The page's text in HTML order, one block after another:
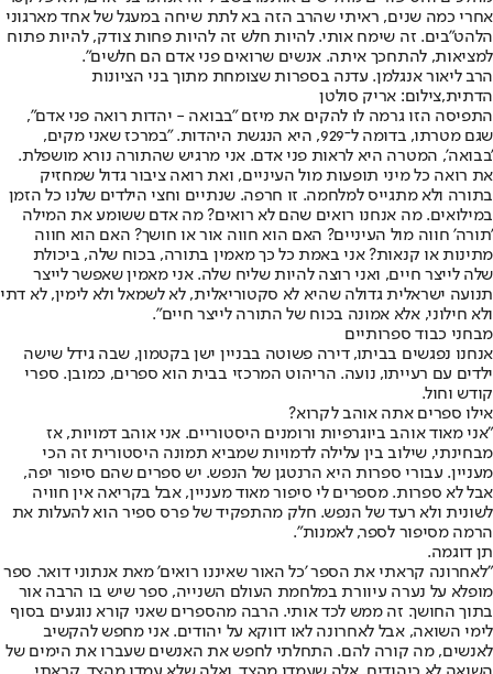
אחרי כמה שנים, ראיתי שהרב הזה בא לתת שיחה במעגל של אחד מארגוני
הלהט"בים. זה שימח אותי. להיות חלש זה להיות פחות צודק, להיות פתוח
למציאות, להתחכך איתה. אנשים שרואים פני אדם הם חלשים".
הרב ליאור אנגלמן. עדנה בספרות שצומחת מתוך בני הציונות
הדתית,צילום: אריק סולטן
התפיסה הזו גרמה לו להקים את מיזם "בבואה - יהדות רואה פני אדם",
שגם מטרתו, בדומה ל־929, היא הנגשת היהדות. "במרכז שאני מקים,
'בבואה', המטרה היא לראות פני אדם. אני מרגיש שהתורה נורא מושפלת.
את רואה כל מיני תופעות מול העיניים, ואת רואה ציבור גדול שמחזיק
בתורה ולא מתגייס למלחמה. זו חרפה. שנתיים וחצי הילדים שלנו כל הזמן
במילואים. מה אנחנו רואים שהם לא רואים? מה אדם ששומע את המילה
'תורה' חווה מול העיניים? האם הוא חווה אור או חושך? האם הוא חווה
מתינות או קנאות? אני באמת כל כך מאמין בתורה, בכוח שלה, ביכולת
שלה לייצר חיים, ואני רוצה להיות שליח שלה. אני מאמין שאפשר לייצר
תנועה ישראלית גדולה שהיא לא סקטוריאלית, לא לשמאל ולא לימין, לא דתי
ולא חילוני, אלא אמונה בכוח של התורה לייצר חיים".
מבחני כבוד ספרותיים
אנחנו נפגשים בביתו, דירה פשוטה בבניין ישן בקטמון, שבה גידל שישה
ילדים עם רעייתו, נועה. הריהוט המרכזי בבית הוא ספרים, כמובן. ספרי
קודש וחול.
אילו ספרים אתה אוהב לקרוא?
"אני מאוד אוהב ביוגרפיות ורומנים היסטוריים. אני אוהב דמויות, אז
מבחינתי, שילוב בין עלילה לדמויות שמביא תמונה היסטורית זה הכי
מעניין. עבורי ספרות היא הרנטגן של הנפש. יש ספרים שהם סיפור יפה,
אבל לא ספרות. מספרים לי סיפור מאוד מעניין, אבל בקריאה אין חוויה
לשונית ולא רעד של הנפש. חלק מהתפקיד של פרס ספיר הוא להעלות את
הרמה מסיפור לספר, לאמנות".
תן דוגמה.
"לאחרונה קראתי את הספר 'כל האור שאיננו רואים' מאת אנתוני דואר. ספר
מופלא על נערה עיוורת במלחמת העולם השנייה, ספר שיש בו הרבה אור
בתוך החושך. זה ממש לכד אותי. הרבה מהספרים שאני קורא נוגעים בסוף
לימי השואה, אבל לאחרונה לאו דווקא על יהודים. אני מחפש להקשיב
לאנשים, מה קורה להם. התחלתי לחפש את האנשים שעברו את הימים של